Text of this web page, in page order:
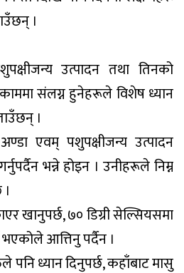
।
उत्पादन तथा तिनको
संलग्न हुनेहरूले विशेष ध्यान
।
एवम् पशुपक्षीजन्य उत्पादन
भन्ने होइन । उनीहरूले निम्न
खानुपर्छ, ७० डिग्री सेल्सियसमा
आत्तिनु पर्दैन ।
पनि ध्यान दिनुपर्छ, कहाँबाट मासु